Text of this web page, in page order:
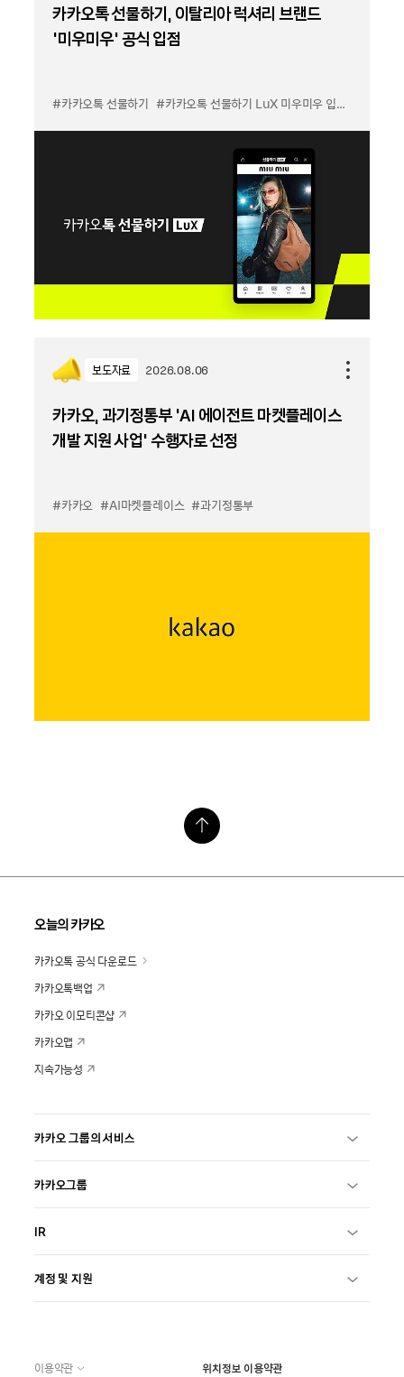
카카오톡 선물하기, 이탈리아 럭셔리 브랜드
'미우미우' 공식 입점
#카카오톡 선물하기 #카카오톡 선물하기 LuX 미우미우 입점
보도자료 2026.08.06
카카오, 과기정통부 ‘AI 에이전트 마켓플레이스
개발 지원 사업’ 수행자로 선정
#카카오 #AI마켓플레이스 #과기정통부
오늘의 카카오
카카오톡 공식 다운로드
카카오톡백업
카카오 이모티콘샵
카카오맵
지속가능성
카카오 그룹의 서비스
카카오그룹
IR
계정 및 지원
이용약관 위치정보 이용약관